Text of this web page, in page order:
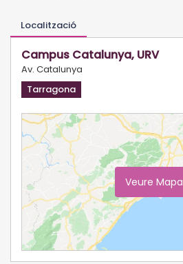
Localització
Campus Catalunya, URV
Av. Catalunya
Tarragona
Veure Mapa